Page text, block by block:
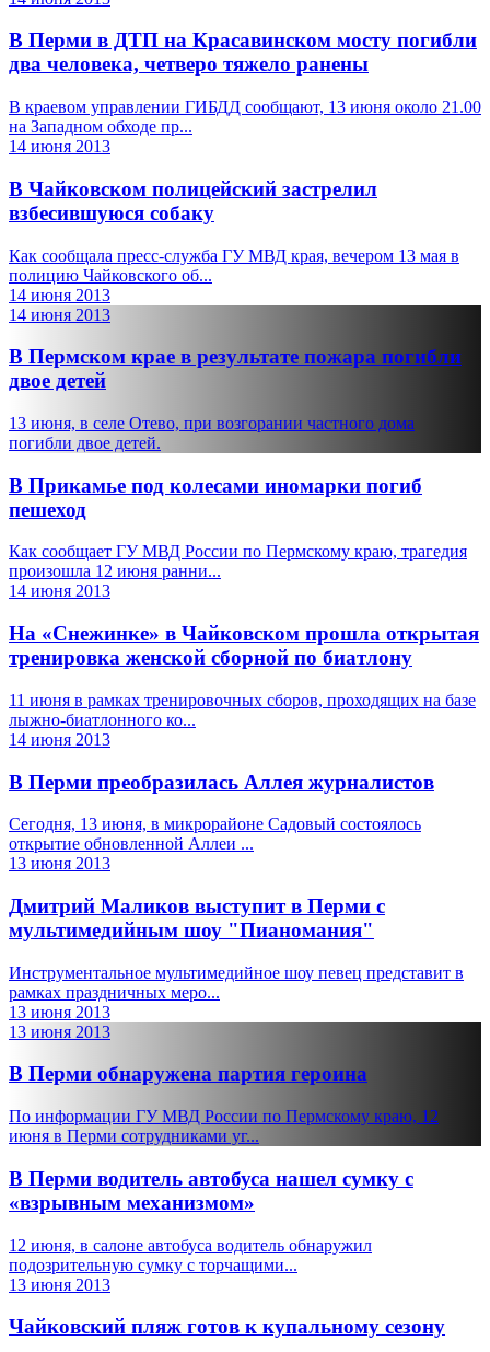
В Перми в ДТП на Красавинском мосту погибли
два человека, четверо тяжело ранены
В краевом управлении ГИБДД сообщают, 13 июня около 21.00
на Западном обходе пр...
14 июня 2013
В Чайковском полицейский застрелил
взбесившуюся собаку
Как сообщала пресс-служба ГУ МВД края, вечером 13 мая в
полицию Чайковского об...
14 июня 2013
14 июня 2013
В Пермском крае в результате пожара погибли
двое детей
13 июня, в селе Отево, при возгорании частного дома
погибли двое детей.
В Прикамье под колесами иномарки погиб
пешеход
Как сообщает ГУ МВД России по Пермскому краю, трагедия
произошла 12 июня ранни...
14 июня 2013
На «Снежинке» в Чайковском прошла открытая
тренировка женской сборной по биатлону
11 июня в рамках тренировочных сборов, проходящих на базе
лыжно-биатлонного ко...
14 июня 2013
В Перми преобразилась Аллея журналистов
Сегодня, 13 июня, в микрорайоне Садовый состоялось
открытие обновленной Аллеи ...
13 июня 2013
Дмитрий Маликов выступит в Перми с
мультимедийным шоу "Пианомания"
Инструментальное мультимедийное шоу певец представит в
рамках праздничных меро...
13 июня 2013
13 июня 2013
В Перми обнаружена партия героина
По информации ГУ МВД России по Пермскому краю, 12
июня в Перми сотрудниками уг...
В Перми водитель автобуса нашел сумку с
«взрывным механизмом»
12 июня, в салоне автобуса водитель обнаружил
подозрительную сумку с торчащими...
13 июня 2013
Чайковский пляж готов к купальному сезону